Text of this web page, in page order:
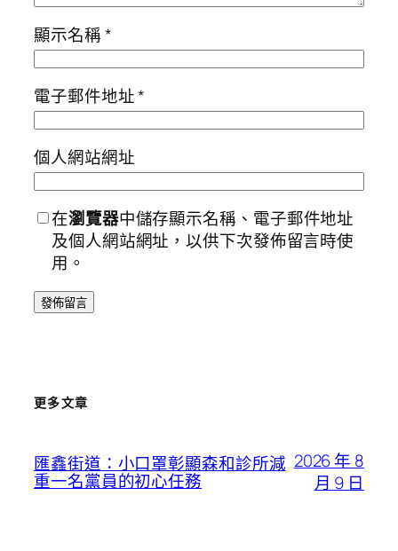
顯示名稱*
電子郵件地址*
個人網站網址
在瀏覽器中儲存顯示名稱、電子郵件地址
及個人網站網址，以供下次發佈留言時使
用。
更多文章
匯鑫街道：小口罩彰顯森和診所減
重一名黨員的初心任務
2026 年 8
月 9 日